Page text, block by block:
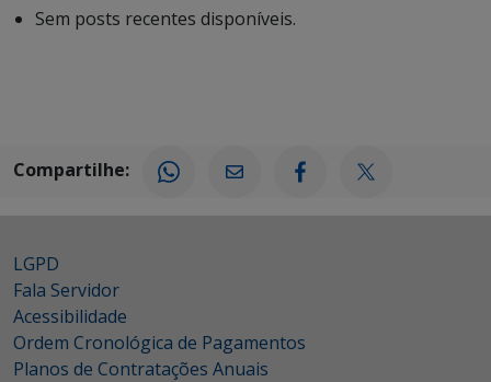
Sem posts recentes disponíveis.
Compartilhe:
LGPD
Fala Servidor
Acessibilidade
Ordem Cronológica de Pagamentos
Planos de Contratações Anuais